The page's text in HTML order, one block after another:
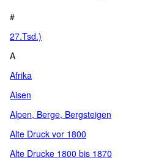
#
27.Tsd.)
A
Afrika
Aisen
Alpen, Berge, Bergsteigen
Alte Druck vor 1800
Alte Drucke 1800 bis 1870